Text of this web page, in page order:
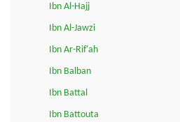
Ibn Al-Hajj
Ibn Al-Jawzi
Ibn Ar-Rif'ah
Ibn Balban
Ibn Battal
Ibn Battouta